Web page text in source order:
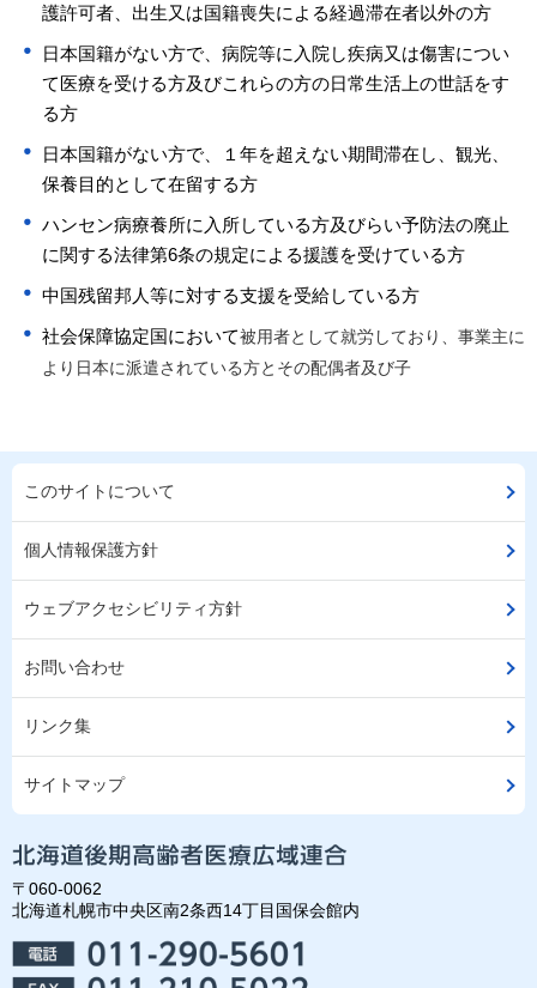
護許可者、出生又は国籍喪失による経過滞在者以外の方
日本国籍がない方で、病院等に入院し疾病又は傷害につい
て医療を受ける方及びこれらの方の日常生活上の世話をす
る方
日本国籍がない方で、１年を超えない期間滞在し、観光、
保養目的として在留する方
ハンセン病療養所に入所している方及びらい予防法の廃止
に関する法律第6条の規定による援護を受けている方
中国残留邦人等に対する支援を受給している方
社会保障協定国において被用者として就労しており、事業主に
より日本に派遣されている方とその配偶者及び子
このサイトについて
個人情報保護方針
ウェブアクセシビリティ方針
お問い合わせ
リンク集
サイトマップ
〒060-0062
北海道札幌市中央区南2条西14丁目国保会館内